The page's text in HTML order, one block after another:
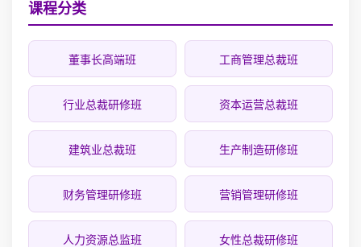
课程分类
董事长高端班 工商管理总裁班
行业总裁研修班 资本运营总裁班
建筑业总裁班 生产制造研修班
财务管理研修班 营销管理研修班
人力资源总监班 女性总裁研修班